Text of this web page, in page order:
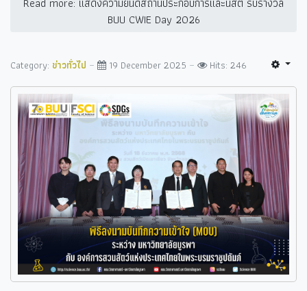
BUU CWIE Day 2026
Category: ข่าวทั่วไป 19 December 2025 Hits: 246